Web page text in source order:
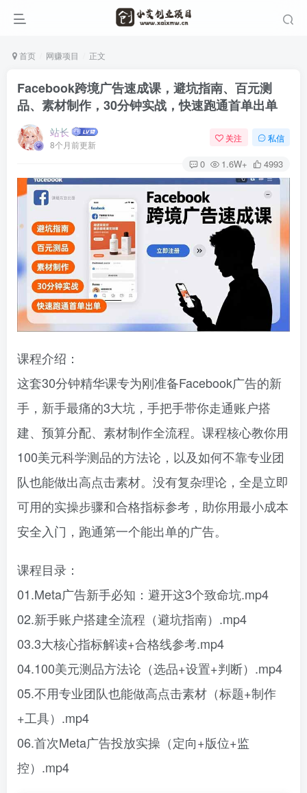
首页 网赚项目 正文
Facebook跨境广告速成课，避坑指南、百元测
品、素材制作，30分钟实战，快速跑通首单出单
站长
8个月前更新
关注 私信
0 1.6W+ 4993
课程介绍：
这套30分钟精华课专为刚准备Facebook广告的新
手，新手最痛的3大坑，手把手带你走通账户搭
建、预算分配、素材制作全流程。课程核心教你用
100美元科学测品的方法论，以及如何不靠专业团
队也能做出高点击素材。没有复杂理论，全是立即
可用的实操步骤和合格指标参考，助你用最小成本
安全入门，跑通第一个能出单的广告。
课程目录：
01.Meta广告新手必知：避开这3个致命坑.mp4
02.新手账户搭建全流程（避坑指南）.mp4
03.3大核心指标解读+合格线参考.mp4
04.100美元测品方法论（选品+设置+判断）.mp4
05.不用专业团队也能做高点击素材（标题+制作
+工具）.mp4
06.首次Meta广告投放实操（定向+版位+监
控）.mp4